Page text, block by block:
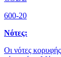
600-20
Νότες:
Οι νότες